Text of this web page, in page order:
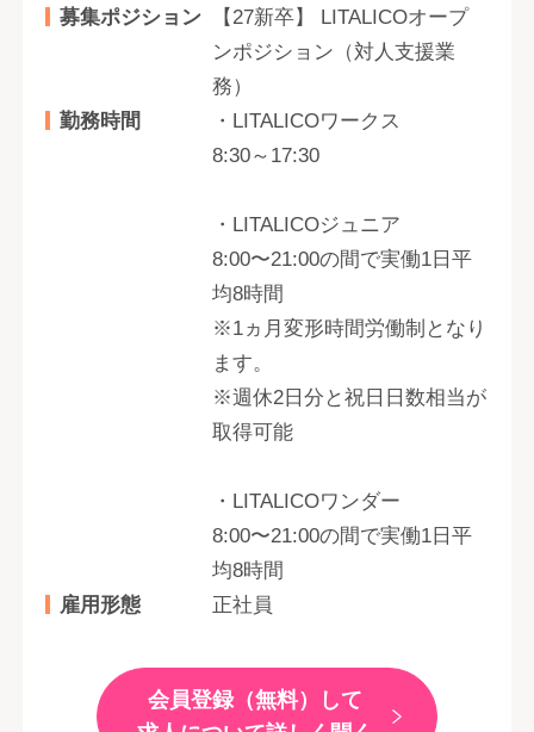
募集ポジション
【27新卒】 LITALICOオープ
ンポジション（対人支援業
務）
勤務時間
・LITALICOワークス
8:30～17:30
・LITALICOジュニア
8:00〜21:00の間で実働1日平
均8時間
※1ヵ月変形時間労働制となり
ます。
※週休2日分と祝日日数相当が
取得可能
・LITALICOワンダー
8:00〜21:00の間で実働1日平
均8時間
雇用形態
正社員
会員登録（無料）して